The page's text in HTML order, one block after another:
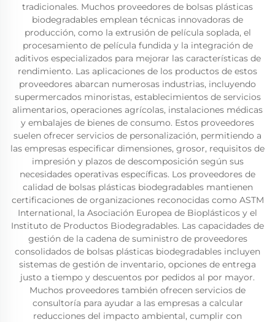
tradicionales. Muchos proveedores de bolsas plásticas
biodegradables emplean técnicas innovadoras de
producción, como la extrusión de película soplada, el
procesamiento de película fundida y la integración de
aditivos especializados para mejorar las características de
rendimiento. Las aplicaciones de los productos de estos
proveedores abarcan numerosas industrias, incluyendo
supermercados minoristas, establecimientos de servicios
alimentarios, operaciones agrícolas, instalaciones médicas
y embalajes de bienes de consumo. Estos proveedores
suelen ofrecer servicios de personalización, permitiendo a
las empresas especificar dimensiones, grosor, requisitos de
impresión y plazos de descomposición según sus
necesidades operativas específicas. Los proveedores de
calidad de bolsas plásticas biodegradables mantienen
certificaciones de organizaciones reconocidas como ASTM
International, la Asociación Europea de Bioplásticos y el
Instituto de Productos Biodegradables. Las capacidades de
gestión de la cadena de suministro de proveedores
consolidados de bolsas plásticas biodegradables incluyen
sistemas de gestión de inventario, opciones de entrega
justo a tiempo y descuentos por pedidos al por mayor.
Muchos proveedores también ofrecen servicios de
consultoría para ayudar a las empresas a calcular
reducciones del impacto ambiental, cumplir con